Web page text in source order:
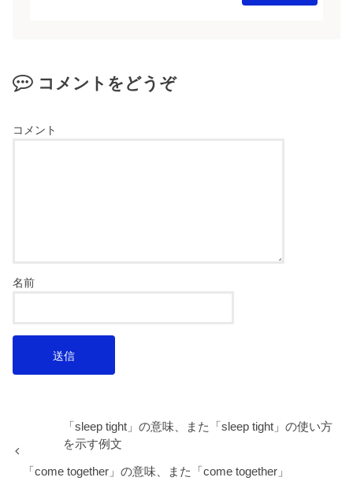
コメントをどうぞ
コメント
名前
「sleep tight」の意味、また「sleep tight」の使い方
を示す例文
「come together」の意味、また「come together」